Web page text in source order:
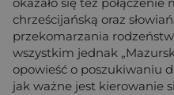
chrześcijańską oraz
przekomarzania
wszystkim jednak
opowieść o poszukiwaniu
jak ważne jest kierowanie